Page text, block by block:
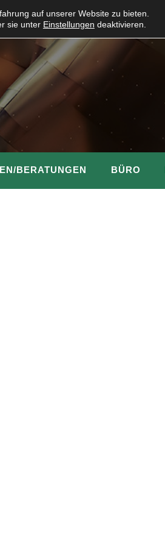
BERATUNGEN BÜRO
auf unserer Website zu bieten.
sie unter Einstellungen deaktivieren.